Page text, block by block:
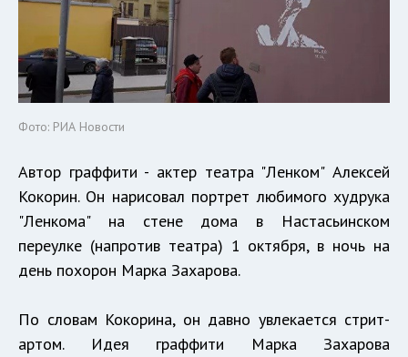
Фото: РИА Новости
Автор граффити - актер театра "Ленком" Алексей
Кокорин. Он нарисовал портрет любимого худрука
"Ленкома" на стене дома в Настасьинском
переулке (напротив театра) 1 октября, в ночь на
день похорон Марка Захарова.
По словам Кокорина, он давно увлекается стрит-
артом. Идея граффити Марка Захарова